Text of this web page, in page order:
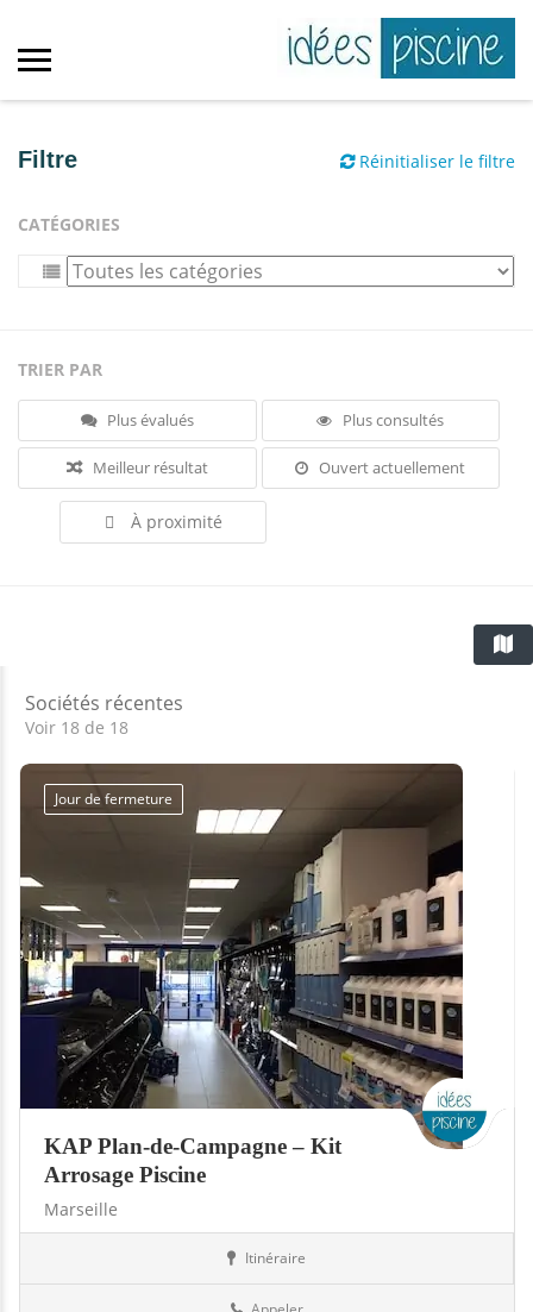
Filtre Réinitialiser le filtre
CATÉGORIES
TRIER PAR
Plus évalués Plus consultés
Meilleur résultat Ouvert actuellement
À proximité
Sociétés récentes
Voir 18 de 18
Jour de fermeture
5.0
KAP Plan-de-Campagne – Kit
Arrosage Piscine
Marseille
Itinéraire